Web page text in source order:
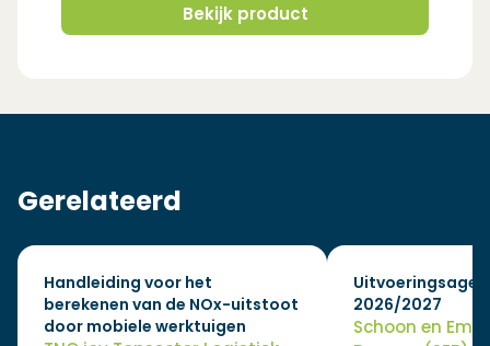
Bekijk product
(Opent in een nieuw venster)
Gerelateerd
Handleiding voor het
berekenen van de NOx-uitstoot
door mobiele werktuigen
2026/2027
Schoon en